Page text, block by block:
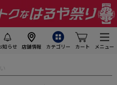
知らせ 店舗情報 カテゴリー カート メニュー
スーツ